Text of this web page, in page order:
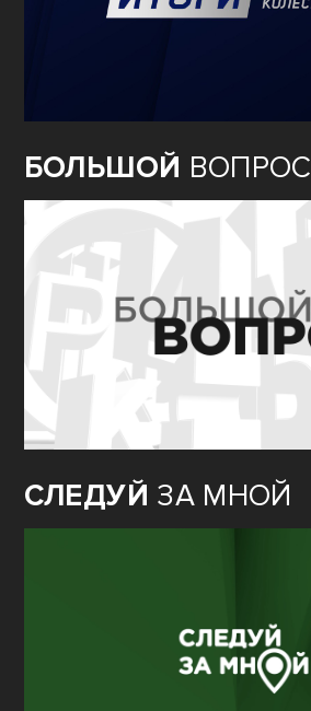
БОЛЬШОЙ ВОПРОС
СЛЕДУЙ ЗА МНОЙ